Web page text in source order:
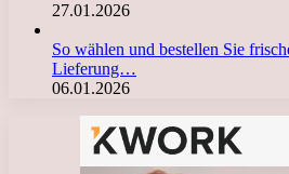
27.01.2026
So wählen und bestellen Sie
Lieferung…
06.01.2026